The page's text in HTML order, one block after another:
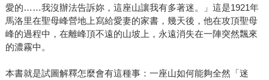
愛的……我沒辦法告訴妳，這座山讓我有多著迷。」這是1921年
馬洛里在聖母峰營地上寫給愛妻的家書，幾天後，他在攻頂聖母
峰的過程中，在離峰頂不遠的山坡上，永遠消失在一陣突然飄來
的濃霧中。
本書就是試圖解釋怎麼會有這種事：一座山如何能夠全然「迷